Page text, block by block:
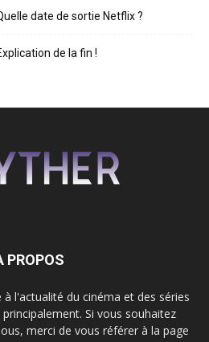
date de sortie Netflix ?
de la fin !
PROPOS
l'actualité du cinéma et des séries
Si vous souhaitez
merci de vous référer à la page